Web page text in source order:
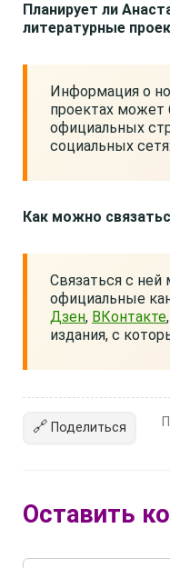
Планирует ли
литературные
Информация о
проектах может
официальных
социальных
Как можно
Связаться с
официальные
Дзен, ВКонтакте
издания, с
🔗 Поделиться
Оставить